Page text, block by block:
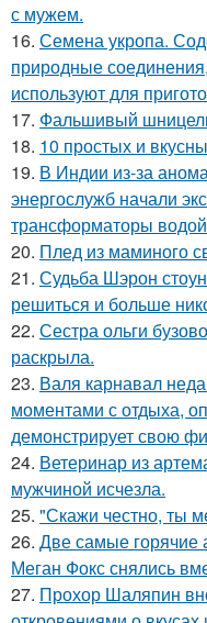
с мужем.
16. Семена укропа.
природные
используют для
17. Фальшивый
18. 10 простых и
19. В Индии из-за
энергослужб начали
трансформаторы
20. Плед из маминого
21. Судьба Шэрон
решиться и больше
22. Сестра ольги
раскрыла.
23. Валя карнавал
моментами с отдыха,
демонстрирует свою
24. Ветеринар из
мужчиной исчезла.
25. "Скажи честно, ты
26. Две самые горячие
Меган Фокс снялись
27. Прохор Шаляпин